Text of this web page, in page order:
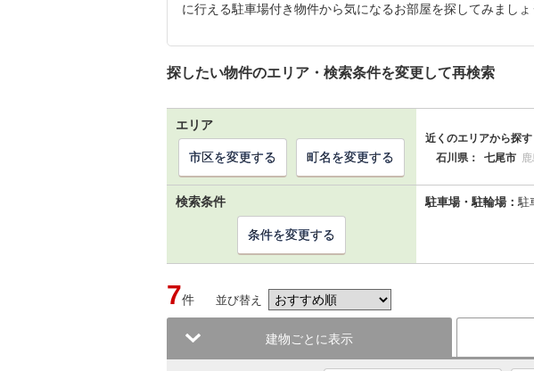
に行える駐車場付き物件から気になるお部屋を探してみましょ
探したい物件のエリア・検索条件を変更して再検索
エリア
近くのエリアから探す
石川県：
七尾市
市区を変更する 町名を変更する
検索条件 駐車場・駐輪場：駐
条件を変更する
7件 並び替え
建物ごとに表示